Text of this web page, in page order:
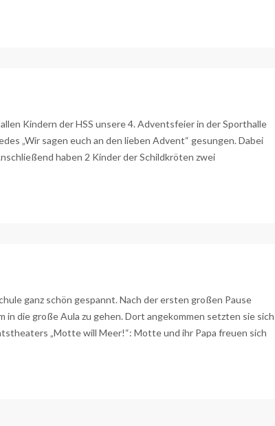
Kindern der HSS unsere 4. Adventsfeier in der Sporthalle
„Wir sagen euch an den lieben Advent“ gesungen. Dabei
haben 2 Kinder der Schildkröten zwei
ganz schön gespannt. Nach der ersten großen Pause
in die große Aula zu gehen. Dort angekommen setzten sie sich
„Motte will Meer!“: Motte und ihr Papa freuen sich